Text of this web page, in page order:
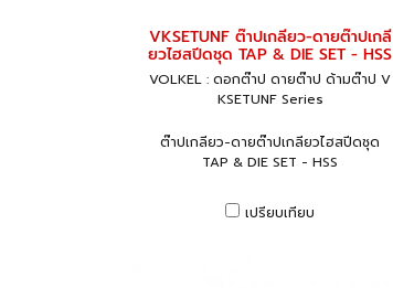
VKSETUNF ต๊าปเกลียว-ดายต๊าปเกลี
ยวไฮสปีดชุด TAP & DIE SET - HSS
VOLKEL : ดอกต๊าป ดายต๊าป ด้ามต๊าป V
KSETUNF Series
ต๊าปเกลียว-ดายต๊าปเกลียวไฮสปีดชุด
TAP & DIE SET - HSS
เปรียบเทียบ